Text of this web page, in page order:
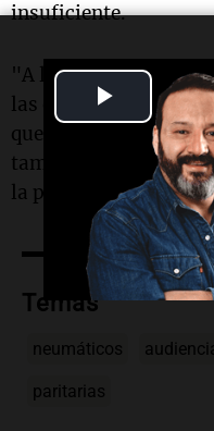
Play
Video
insuficiente.
"A los problemas que
las empresas se
que tiene nuestro
también está en
la prensa.
Temas
neumáticos
paritarias